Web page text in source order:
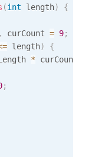
(int length)
{
, curCount = 9;
length)
{
* curCount
;